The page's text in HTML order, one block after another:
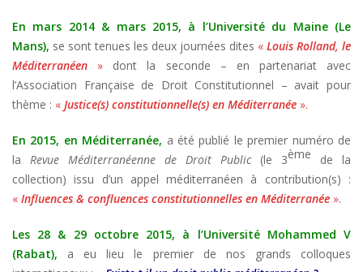
En mars 2014 & mars 2015, à l’Université du Maine (Le
Mans), se sont tenues les deux journées dites « Louis Rolland, le
Méditerranéen » dont la seconde – en partenariat avec
l’Association Française de Droit Constitutionnel – avait pour
thème : « Justice(s) constitutionnelle(s) en Méditerranée ».
En 2015, en Méditerranée, a été publié le premier numéro de
la Revue Méditerranéenne de Droit Public(le 3ème de la
collection) issu d’un appel méditerranéen à contribution(s) :
« Influences & confluences constitutionnelles en Méditerranée ».
Les 28 & 29 octobre 2015, à l’Université Mohammed V
(Rabat), a eu lieu le premier de nos grands colloques